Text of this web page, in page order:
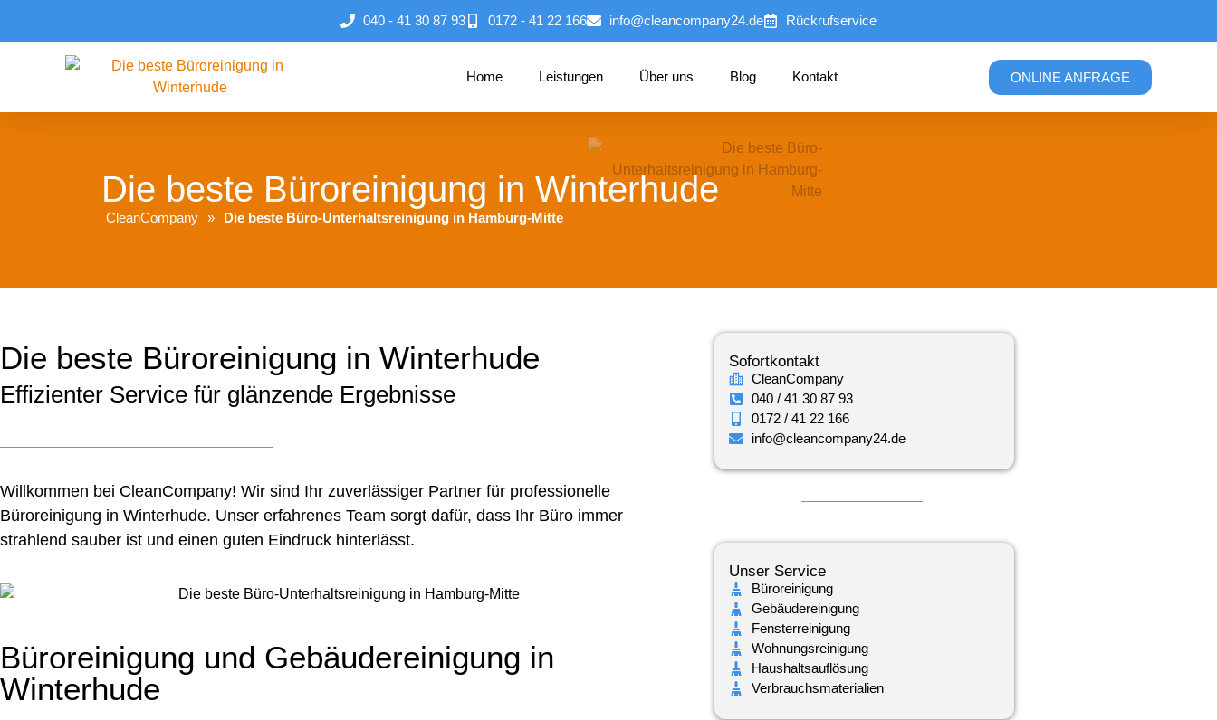
040 - 41 30 87 93 0172 - 41 22 166 info@cleancompany24.de Rückrufservice
Home Leistungen Über uns Blog Kontakt ONLINE ANFRAGE
Die beste Büroreinigung in Winterhude
CleanCompany Die beste Büro-Unterhaltsreinigung in Hamburg-Mitte
Die beste Büroreinigung in Winterhude
Effizienter Service für glänzende Ergebnisse
Willkommen bei CleanCompany! Wir sind Ihr zuverlässiger Partner für professionelle
Büroreinigung in Winterhude. Unser erfahrenes Team sorgt dafür, dass Ihr Büro immer
strahlend sauber ist und einen guten Eindruck hinterlässt.
Büroreinigung und Gebäudereinigung in
Winterhude
Sofortkontakt
CleanCompany
040 / 41 30 87 93
0172 / 41 22 166
info@cleancompany24.de
Unser Service
Büroreinigung
Gebäudereinigung
Fensterreinigung
Wohnungsreinigung
Haushaltsauflösung
Verbrauchs­materialien